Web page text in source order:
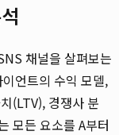
채널을 살펴보는
언트의 수익 모델,
(LTV), 경쟁사 분
모든 요소를 A부터